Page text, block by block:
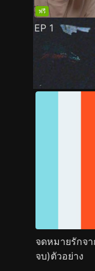
ฟรี
EP 1
ตัวอย่าง
จดหมายรักจ
จบ)ตัวอย่าง